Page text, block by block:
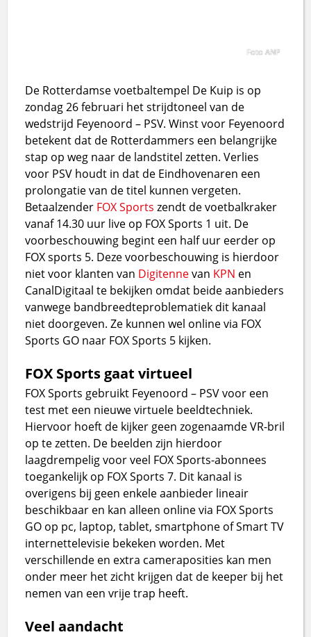
Foto ANP
De Rotterdamse voetbaltempel De Kuip is op
zondag 26 februari het strijdtoneel van de
wedstrijd Feyenoord – PSV. Winst voor Feyenoord
betekent dat de Rotterdammers een belangrijke
stap op weg naar de landstitel zetten. Verlies
voor PSV houdt in dat de Eindhovenaren een
prolongatie van de titel kunnen vergeten.
Betaalzender FOX Sports zendt de voetbalkraker
vanaf 14.30 uur live op FOX Sports 1 uit. De
voorbeschouwing begint een half uur eerder op
FOX sports 5. Deze voorbeschouwing is hierdoor
niet voor klanten van Digitennevan KPN en
CanalDigitaal te bekijken omdat beide aanbieders
vanwege bandbreedteproblematiek dit kanaal
niet doorgeven. Ze kunnen wel online via FOX
Sports GO naar FOX Sports 5 kijken.
FOX Sports gaat virtueel
FOX Sports gebruikt Feyenoord – PSV voor een
test met een nieuwe virtuele beeldtechniek.
Hiervoor hoeft de kijker geen zogenaamde VR-bril
op te zetten. De beelden zijn hierdoor
laagdrempelig voor veel FOX Sports-abonnees
toegankelijk op FOX Sports 7. Dit kanaal is
overigens bij geen enkele aanbieder lineair
beschikbaar en kan alleen online via FOX Sports
GO op pc, laptop, tablet, smartphone of Smart TV
internettelevisie bekeken worden. Met
verschillende en extra cameraposities kan men
onder meer het zicht krijgen dat de keeper bij het
nemen van een vrije trap heeft.
Veel aandacht